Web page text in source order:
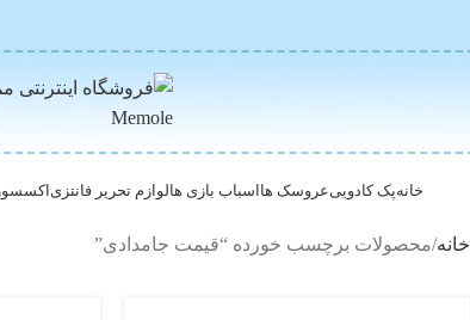
خانهپک کادوییعروسک هااسباب بازی هالوازم تحریر فانتزی
خانه محصولات برچسب خورده “قیمت جامدادی”